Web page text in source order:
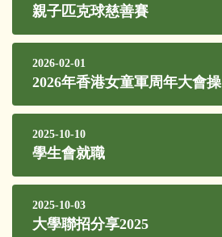
親子匹克球慈善賽
2026-02-01
2026年香港女童軍周年大會操
2025-10-10
學生會就職
2025-10-03
大學聯招分享2025